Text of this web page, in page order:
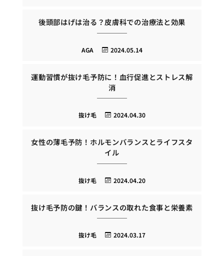
後頭部はげは治る？皮膚科での治療法と効果
2024.05.14
AGA
運動習慣が抜け毛予防に！血行促進とストレス解
消
2024.04.30
抜け毛
女性の薄毛予防！ホルモンバランスとライフスタ
イル
2024.04.20
抜け毛
抜け毛予防の鍵！バランスの取れた食事と栄養素
2024.03.17
抜け毛